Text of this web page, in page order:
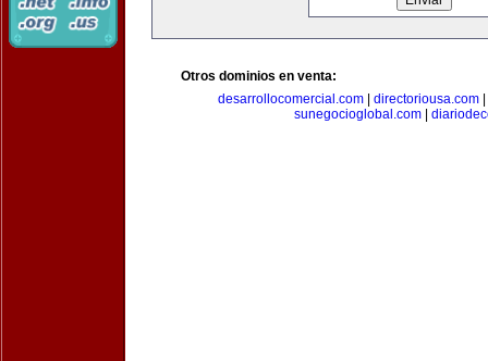
Otros dominios en venta:
desarrollocomercial.com
directoriousa.com
sunegocioglobal.com|